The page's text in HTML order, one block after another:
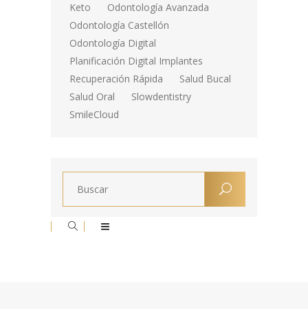
Keto
Odontología Avanzada
Odontología Castellón
Odontología Digital
Planificación Digital Implantes
Recuperación Rápida
Salud Bucal
Salud Oral
Slowdentistry
SmileCloud